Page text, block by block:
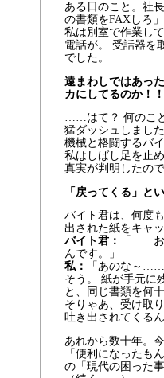
ある日のこと。社
の書類をFAXしろ
私は別室で作業し
電話が。 受話器を
でした。
遠まわしではあっ
カにしてるのか！！
……はて？ 何のこ
猛ダッシュしまし
機械と格闘するバ
私はしばし足を止
真実が判明したので
「戻ってくる」と
バイト君は、何度
出された紙をキャ
バイト君：
「……お
んです。」
私：
「あのな～……
そう。 紙が手元に
と、同じ書類を何
そりゃあ、受け取
吐き出されてくる
あれから数十年。
「便利になったも
の「現代の困った